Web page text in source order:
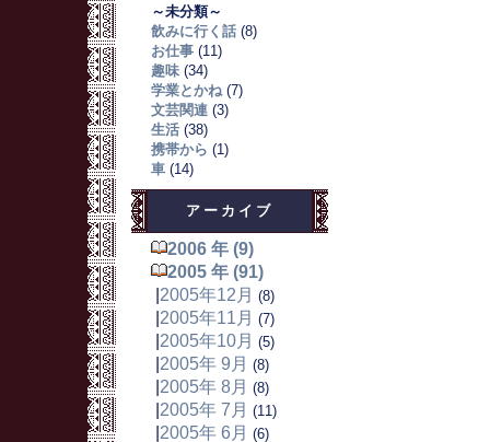
～未分類～
飲みに行く話 (8)
お仕事 (11)
趣味 (34)
学業とかね (7)
文芸関連 (3)
生活 (38)
携帯から (1)
車 (14)
アーカイブ
2006 年 (9)
2005 年 (91)
2005年12月 (8)
2005年11月 (7)
2005年10月 (5)
2005年 9月 (8)
2005年 8月 (8)
2005年 7月 (11)
2005年 6月 (6)